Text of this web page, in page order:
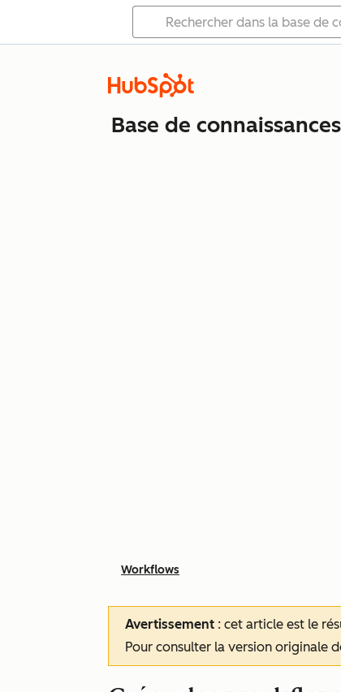
Base de connaissances
Workflows
Avertissement : cet article est le
Pour consulter la version originale